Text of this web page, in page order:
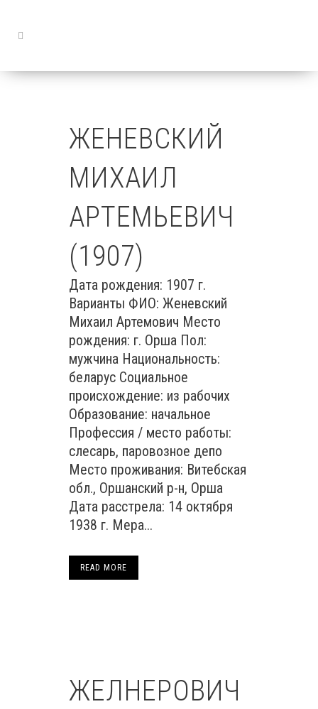
ЖЕНЕВСКИЙ
МИХАИЛ
АРТЕМЬЕВИЧ
(1907)
Дата рождения: 1907 г.
Варианты ФИО: Женевский
Михаил Артемович Место
рождения: г. Орша Пол:
мужчина Национальность:
беларус Социальное
происхождение: из рабочих
Образование: начальное
Профессия / место работы:
слесарь, паровозное депо
Место проживания: Витебская
обл., Оршанский р-н, Орша
Дата расстрела: 14 октября
1938 г. Мера...
READ MORE
ЖЕЛНЕРОВИЧ